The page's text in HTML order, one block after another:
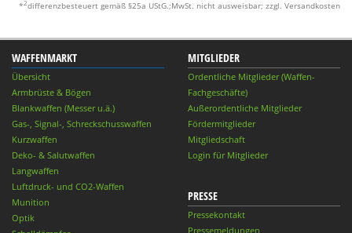
*2differenzbesteuert gemäß §25a UStG.;MwSt. nicht ausweisbar; zzgl. Versandkosten
WAFFENMARKT
Übersicht
Armbrüste & Bögen
Blankwaffen (Messer u.ä.)
Gas-, Signal-, Schreckschusswaffen
Kurzwaffen
Deko- & Salutwaffen
Langwaffen
Luftdruck- und CO2-Waffen
Munition
Optik
MITGLIEDER
Ordentliche Mitglieder (Waffen-
Fachgeschäfte)
Außerordentliche Mitglieder
Fördermitglieder
Mitgliedschaft
Login für Mitglieder
PRESSE
Pressekontakt
Pressemeldungen